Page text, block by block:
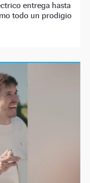
entrega hasta
todo un prodigio